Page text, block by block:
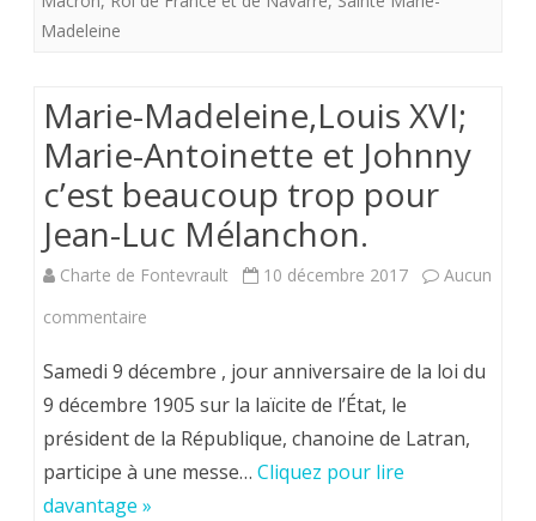
Luc
Mélanchon.
Madeleine
Marie-Madeleine,Louis XVI;
Marie-Antoinette et Johnny
c’est beaucoup trop pour
Jean-Luc Mélanchon.
Charte de Fontevrault 10 décembre 2017
Aucun
commentaire
Madeleine,Louis
XVI;
Marie-
Samedi 9 décembre , jour anniversaire de la loi du
9 décembre 1905 sur la laïcite de l’État, le
président de la République, chanoine de Latran,
participe à une messe… Cliquez pour lire
davantage »